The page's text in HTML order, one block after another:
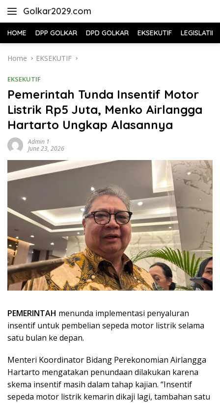
Golkar2029.com
HOME DPP GOLKAR DPD GOLKAR EKSEKUTIF LEGISLATIF
Home EKSEKUTIF
EKSEKUTIF
Pemerintah Tunda Insentif Motor
Listrik Rp5 Juta, Menko Airlangga
Hartarto Ungkap Alasannya
Admin 1
June 23, 2026
PEMERINTAH menunda implementasi penyaluran
insentif untuk pembelian sepeda motor listrik selama
satu bulan ke depan.
Menteri Koordinator Bidang Perekonomian Airlangga
Hartarto mengatakan penundaan dilakukan karena
skema insentif masih dalam tahap kajian. “Insentif
sepeda motor listrik kemarin dikaji lagi, tambahan satu